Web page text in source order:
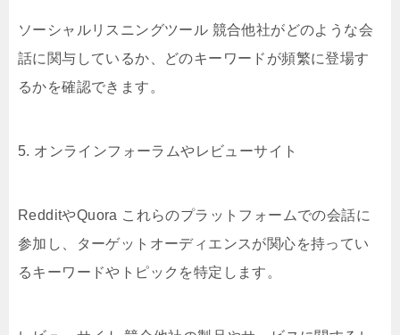
ソーシャルリスニングツール 競合他社がどのような会
話に関与しているか、どのキーワードが頻繁に登場す
るかを確認できます。
5. オンラインフォーラムやレビューサイト
RedditやQuora これらのプラットフォームでの会話に
参加し、ターゲットオーディエンスが関心を持ってい
るキーワードやトピックを特定します。